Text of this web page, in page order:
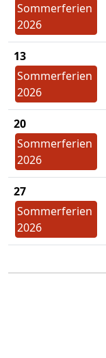
Sommerferien
2026
13
Sommerferien
2026
20
Sommerferien
2026
27
Sommerferien
2026